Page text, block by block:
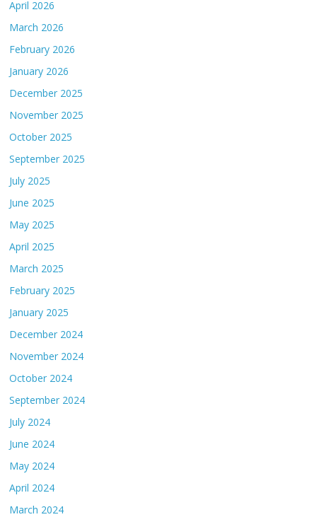
April 2026
March 2026
February 2026
January 2026
December 2025
November 2025
October 2025
September 2025
July 2025
June 2025
May 2025
April 2025
March 2025
February 2025
January 2025
December 2024
November 2024
October 2024
September 2024
July 2024
June 2024
May 2024
April 2024
March 2024